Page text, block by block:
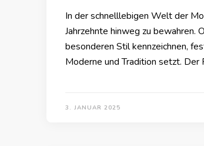
In der schnelllebigen Welt der
Jahrzehnte hinweg zu bewahren.
besonderen Stil kennzeichnen,
Moderne und Tradition setzt. Der
3. JANUAR 2025